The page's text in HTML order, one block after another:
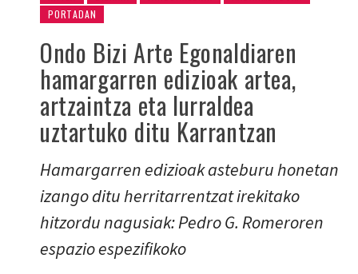
PORTADAN
Ondo Bizi Arte Egonaldiaren
hamargarren edizioak artea,
artzaintza eta lurraldea
uztartuko ditu Karrantzan
Hamargarren edizioak asteburu honetan
izango ditu herritarrentzat irekitako
hitzordu nagusiak: Pedro G. Romeroren
espazio espezifikoko